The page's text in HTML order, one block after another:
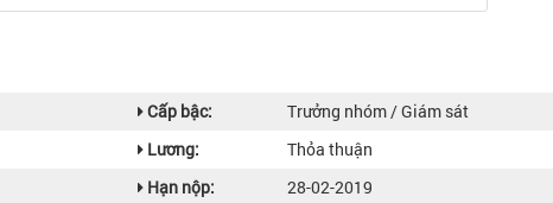
Cấp bậc:
Trưởng nhóm / Giám sát
Lương:
Thỏa thuận
Hạn nộp:
28-02-2019